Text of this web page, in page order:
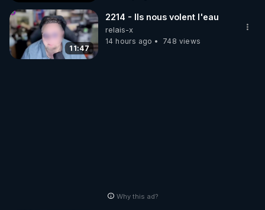
11:47
2214 - Ils nous volent l'eau
relais-x
14 hours ago
748 views
Why this ad?